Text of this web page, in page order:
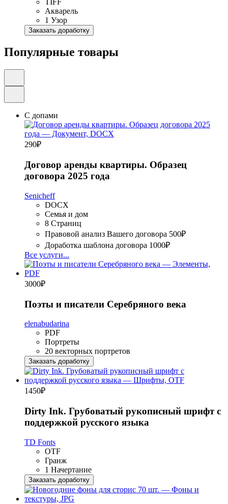
Акварель
1 Узор
Заказать доработку
Популярные товары
С допами
290₽
Договор аренды квартиры. Образец
договора 2025 года
Senicheff
DOCX
Семья и дом
8 Страниц
Правовой анализ Вашего договора 500₽
Доработка шаблона договора 1000₽
Все услуги...
3000₽
Поэты и писатели Серебряного века
elenabudarina
PDF
Портреты
20 векторных портретов
Заказать доработку
1450₽
Dirty Ink. Грубоватый рукописный шрифт с
поддержкой русского языка
TD Fonts
OTF
Гранж
1 Начертание
Заказать доработку